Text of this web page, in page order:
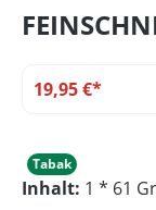
19,95 €*
Tabak
Inhalt: 1 * 61